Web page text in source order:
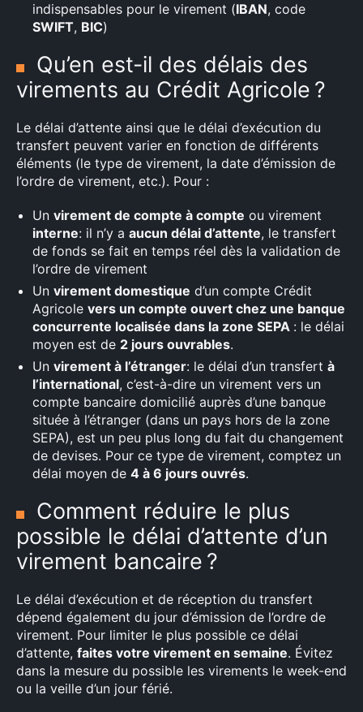
indispensables pour le virement (IBAN, code
SWIFT, BIC)
Qu’en est-il des délais des
virements au Crédit Agricole ?
Le délai d’attente ainsi que le délai d’exécution du
transfert peuvent varier en fonction de différents
éléments (le type de virement, la date d’émission de
l’ordre de virement, etc.). Pour :
Un virement de compte à compte ou virement
interne: il n’y a aucun délai d’attente, le transfert
de fonds se fait en temps réel dès la validation de
l’ordre de virement
Un virement domestique d’un compte Crédit
Agricole vers un compte ouvert chez une banque
concurrente localisée dans la zone SEPA : le délai
moyen est de 2 jours ouvrables.
Un virement à l’étranger: le délai d’un transfert à
l’international, c’est-à-dire un virement vers un
compte bancaire domicilié auprès d’une banque
située à l’étranger (dans un pays hors de la zone
SEPA), est un peu plus long du fait du changement
de devises. Pour ce type de virement, comptez un
délai moyen de 4 à 6 jours ouvrés.
Comment réduire le plus
possible le délai d’attente d’un
virement bancaire ?
Le délai d’exécution et de réception du transfert
dépend également du jour d’émission de l’ordre de
virement. Pour limiter le plus possible ce délai
d’attente, faites votre virement en semaine. Évitez
dans la mesure du possible les virements le week-end
ou la veille d’un jour férié.